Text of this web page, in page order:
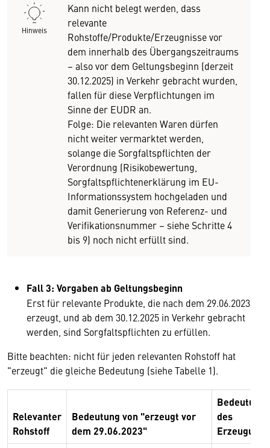
Hinweis
Kann nicht belegt werden, dass
relevante
Rohstoffe/Produkte/Erzeugnisse vor
dem innerhalb des Übergangszeitraums
– also vor dem Geltungsbeginn (derzeit
30.12.2025) in Verkehr gebracht wurden,
fallen für diese Verpflichtungen im
Sinne der EUDR an.
Folge: Die relevanten Waren dürfen
nicht weiter vermarktet werden,
solange die Sorgfaltspflichten der
Verordnung (Risikobewertung,
Sorgfaltspflichtenerklärung im EU-
Informationssystem hochgeladen und
damit Generierung von Referenz- und
Verifikationsnummer – siehe Schritte 4
bis 9) noch nicht erfüllt sind.
Fall 3: Vorgaben ab Geltungsbeginn
Erst für relevante Produkte, die nach dem 29.06.2023
erzeugt, und ab dem 30.12.2025 in Verkehr gebracht
werden, sind Sorgfaltspflichten zu erfüllen.
Bitte beachten: nicht für jeden relevanten Rohstoff hat
"erzeugt" die gleiche Bedeutung (siehe Tabelle 1).
Relevanter
Rohstoff
Bedeutung von "erzeugt vor
dem 29.06.2023"
Bedeutung
des